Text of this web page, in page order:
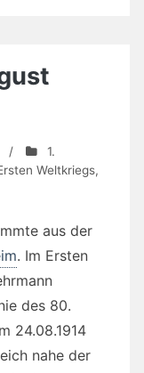
/
1.
Weltkriegs,
aus der
. Im Ersten
des 80.
24.08.1914
nahe der